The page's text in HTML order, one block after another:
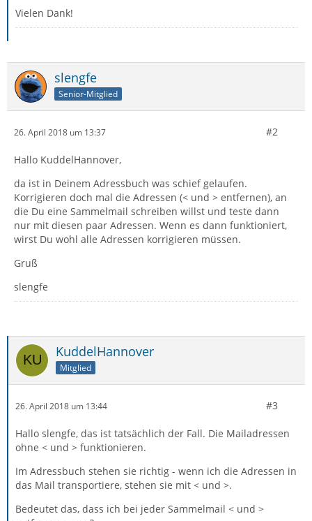
Vielen Dank!
slengfe
Senior-Mitglied
26. April 2018 um 13:37 #2
Hallo KuddelHannover,
da ist in Deinem Adressbuch was schief gelaufen.
Korrigieren doch mal die Adressen (< und > entfernen), an
die Du eine Sammelmail schreiben willst und teste dann
nur mit diesen paar Adressen. Wenn es dann funktioniert,
wirst Du wohl alle Adressen korrigieren müssen.
Gruß
slengfe
KuddelHannover
Mitglied
26. April 2018 um 13:44 #3
Hallo slengfe, das ist tatsächlich der Fall. Die Mailadressen
ohne < und > funktionieren.
Im Adressbuch stehen sie richtig - wenn ich die Adressen in
das Mail transportiere, stehen sie mit < und >.
Bedeutet das, dass ich bei jeder Sammelmail < und >